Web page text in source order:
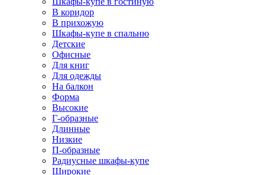
В коридор
В прихожую
Шкафы-купе в спальню
Детские
Офисные
Для книг
Для одежды
На балкон
Форма
Высокие
Г-образные
Длинные
Низкие
П-образные
Радиусные шкафы-купе
Широкие